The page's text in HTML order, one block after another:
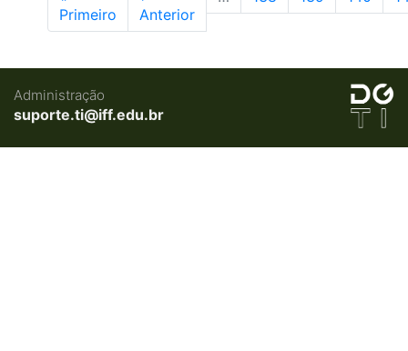
Primeiro
Anterior
Administração
suporte.ti@iff.edu.br